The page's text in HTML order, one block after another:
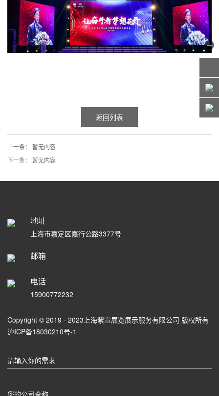
返回列表
上一条：
暂无内容
下一条：
暂无内容
地址
上海市嘉定区嘉行公路3377号
邮箱
电话
15900772232
Copyright © 2019 - 2023上海紫宣展览展示服务有限公司 版权所有
沪ICP备18030210号-1
请输入你的需求
您的公司全称